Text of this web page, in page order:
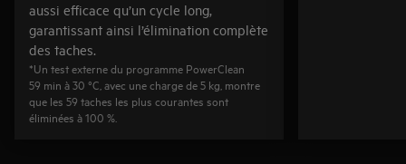
aussi efficace qu’un cycle long,
garantissant ainsi l’élimination complète
des taches.
*Un test externe du programme PowerClean
59 min à 30 °C, avec une charge de 5 kg, montre
que les 59 taches les plus courantes sont
éliminées à 100 %.